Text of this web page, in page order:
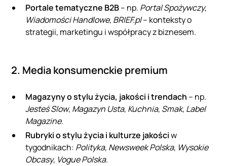
Portale tematyczne B2B– np. Portal Spożywczy,
Wiadomości Handlowe, BRIEF.pl– konteksty o
strategii, marketingu i współpracy z biznesem.
2. Media konsumenckie premium
Magazyny o stylu życia, jakości i trendach – np.
JesteśSlow, Magazyn Usta, Kuchnia, Smak, Label
Magazine.
Rubryki o stylu życia i kulturze jakościw
tygodnikach: Polityka, Newsweek Polska, Wysokie
Obcasy, Vogue Polska.